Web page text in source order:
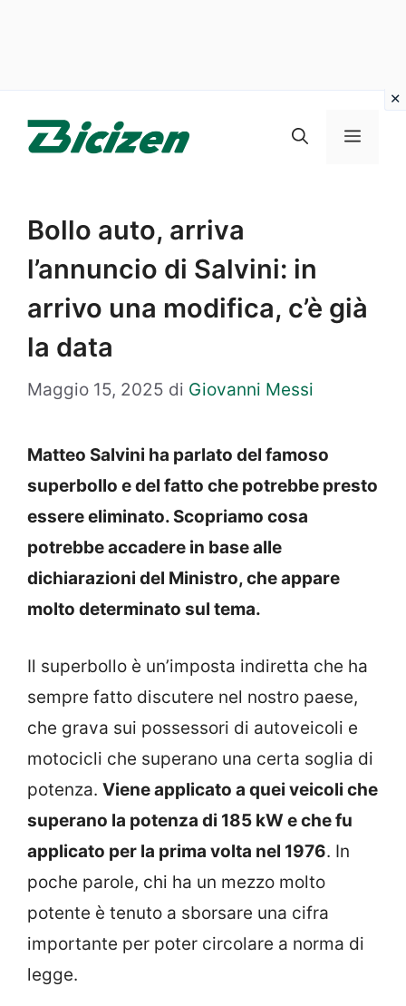
Menu
Bollo auto, arriva
l’annuncio di Salvini: in
arrivo una modifica, c’è già
la data
Maggio 15, 2025 di Giovanni Messi
Matteo Salvini ha parlato del famoso
superbollo e del fatto che potrebbe presto
essere eliminato. Scopriamo cosa
potrebbe accadere in base alle
dichiarazioni del Ministro, che appare
molto determinato sul tema.
Il superbollo è un’imposta indiretta che ha
sempre fatto discutere nel nostro paese,
che grava sui possessori di autoveicoli e
motocicli che superano una certa soglia di
potenza. Viene applicato a quei veicoli che
superano la potenza di 185 kW e che fu
applicato per la prima volta nel 1976. In
poche parole, chi ha un mezzo molto
potente è tenuto a sborsare una cifra
importante per poter circolare a norma di
legge.